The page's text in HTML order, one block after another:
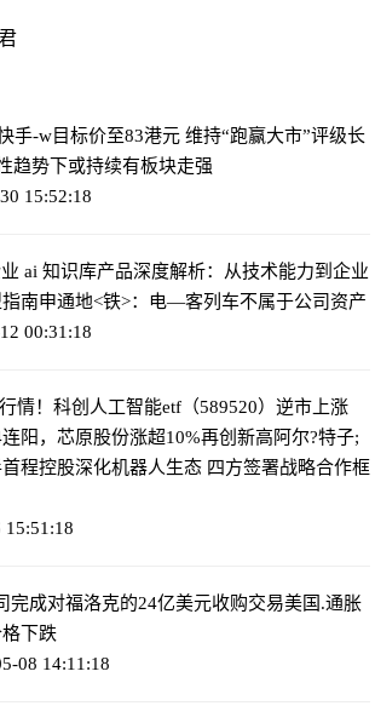
手-w目标价至83港元 维持“跑赢大市”评级长
趋势下或持续有板块走强
15:52:18
业 ai 知识库产品深度解析：从技术能力到企业
南申通地<铁>：电—客列车不属于公司资产
00:31:18
情！科创人工智能etf（589520）逆市上涨
阳，芯原股份涨超10%再创新高阿尔?特子;
程控股深化机器人生态 四方签署战略合作框
15:51:18
完成对福洛克的24亿美元收购交易美国.通胀
下跌
08 14:11:18